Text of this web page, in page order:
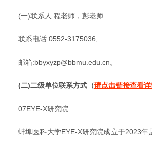
(一)联系人:程老师，彭老师
联系电话:0552-3175036;
邮箱:bbyxyzp@bbmu.edu.cn。
(二)二级单位联系方式（请点击链接查看
07EYE-X研究院
蚌埠医科大学EYE-X研究院成立于2023年